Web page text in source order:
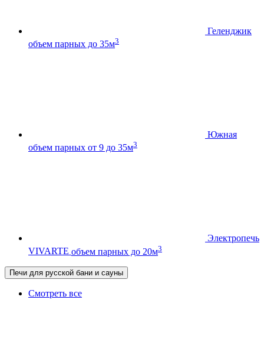
Геленджик
объем парных до 35м3
Южная
объем парных от 9 до 35м3
Электропечь
VIVARTE объем парных до 20м3
Печи для русской бани и сауны
Смотреть все